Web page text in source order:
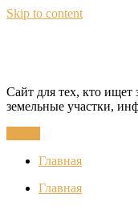
Skip to content
Сайт для тех, кто ищет
земельные участки,
Главная
Главная